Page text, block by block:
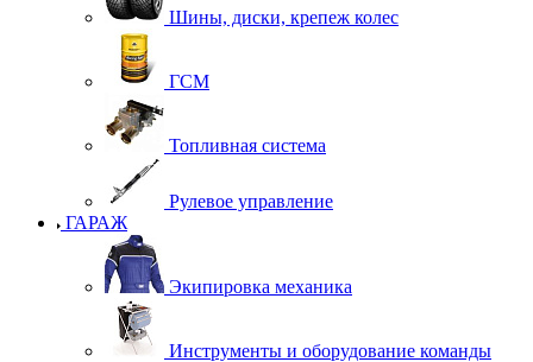
Шины, диски, крепеж колес
ГСМ
Топливная система
Рулевое управление
ГАРАЖ
Экипировка механика
Инструменты и оборудование команды